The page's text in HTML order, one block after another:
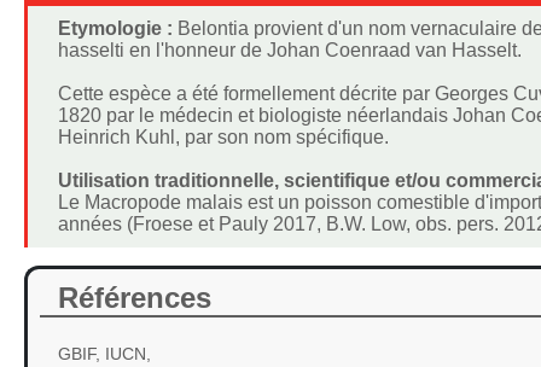
Etymologie : Belontia provient d'un nom vernaculaire
hasselti en l'honneur de Johan Coenraad van Hasselt.
Cette espèce a été formellement décrite par Georges
1820 par le médecin et biologiste néerlandais Johan
Heinrich Kuhl, par son nom spécifique.
Utilisation traditionnelle, scientifique et/ou
Le Macropode malais est un poisson comestible
années (Froese et Pauly 2017, B.W. Low, obs. pers.
Références
GBIF, IUCN,